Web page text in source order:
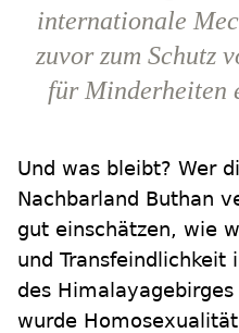
internationale
zuvor zum Schutz
für Minderheiten
Und was bleibt? Wer
Nachbarland Buthan
gut einschätzen, wie
und Transfeindlichkeit
des
wurde